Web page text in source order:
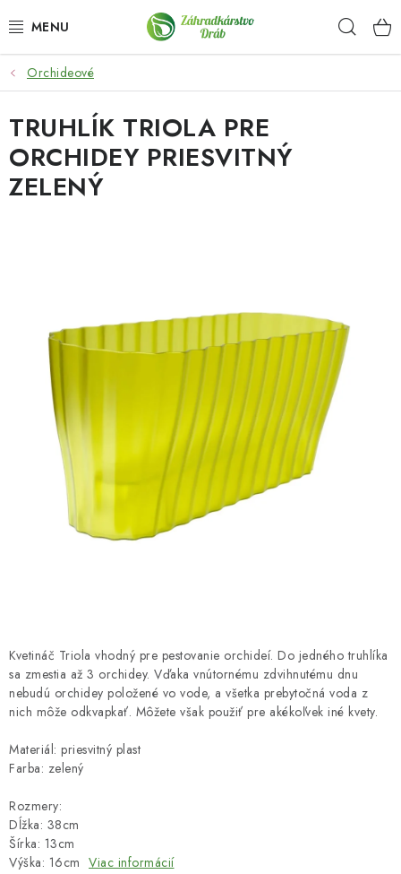
na
OKRASNÉ DREVINY
OLIVOVNÍKY, PALMY, CITRUSY
DROBNÉ OVOCIE
ZÁHRADKÁRSKE POTREBY
HNOJIVÁ
CHÉMIA
KVETINÁČE
Podmienky ochrany osobných údajov
Orchideové
Kvetináč Triola vhodný pre pestovanie orchideí. Do jedného truhlíka
sa zmestia až 3 orchidey. Vďaka vnútornému zdvihnutému dnu
nebudú orchidey položené vo vode, a všetka prebytočná voda z
nich môže odkvapkať. Môžete však použiť pre akékoľvek iné kvety.
Materiál: priesvitný plast
Farba: zelený
Rozmery:
Dĺžka: 38cm
Šírka: 13cm
Výška: 16cm Viac informácií
TRUHLÍK TRIOLA PRE
ORCHIDEY PRIESVITNÝ
ZELENÝ